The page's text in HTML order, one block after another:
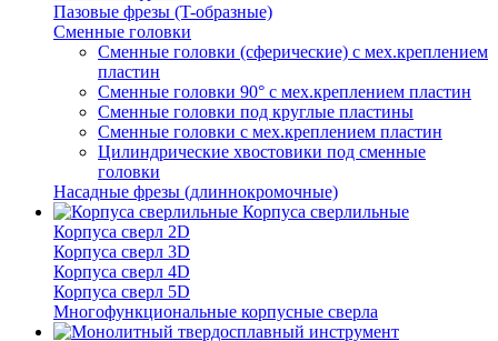
Пазовые фрезы (T-образные)
Сменные головки
Сменные головки (сферические) с мех.креплением
пластин
Сменные головки 90° с мех.креплением пластин
Сменные головки под круглые пластины
Сменные головки с мех.креплением пластин
Цилиндрические хвостовики под сменные
головки
Насадные фрезы (длиннокромочные)
Корпуса сверлильные
Корпуса сверл 2D
Корпуса сверл 3D
Корпуса сверл 4D
Корпуса сверл 5D
Многофункциональные корпусные сверла